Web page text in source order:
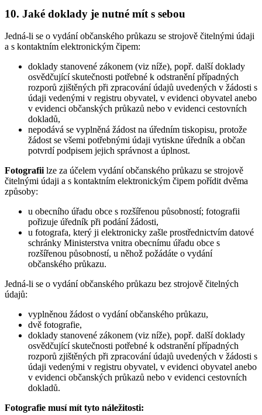
10. Jaké doklady je nutné mít s sebou
Jedná-li se o vydání občanského průkazu se strojově čitelnými údaji
a s kontaktním elektronickým čipem:
doklady stanovené zákonem (viz níže), popř. další doklady
osvědčující skutečnosti potřebné k odstranění případných
rozporů zjištěných při zpracování údajů uvedených v žádosti s
údaji vedenými v registru obyvatel, v evidenci obyvatel anebo
v evidenci občanských průkazů nebo v evidenci cestovních
dokladů,
nepodává se vyplněná žádost na úředním tiskopisu, protože
žádost se všemi potřebnými údaji vytiskne úředník a občan
potvrdí podpisem jejich správnost a úplnost.
Fotografii lze za účelem vydání občanského průkazu se strojově
čitelnými údaji a s kontaktním elektronickým čipem pořídit dvěma
způsoby:
u obecního úřadu obce s rozšířenou působností; fotografii
pořizuje úředník při podání žádosti,
u fotografa, který ji elektronicky zašle prostřednictvím datové
schránky Ministerstva vnitra obecnímu úřadu obce s
rozšířenou působností, u něhož požádáte o vydání
občanského průkazu.
Jedná-li se o vydání občanského průkazu bez strojově čitelných
údajů:
vyplněnou žádost o vydání občanského průkazu,
dvě fotografie,
doklady stanovené zákonem (viz níže), popř. další doklady
osvědčující skutečnosti potřebné k odstranění případných
rozporů zjištěných při zpracování údajů uvedených v žádosti s
údaji vedenými v registru obyvatel, v evidenci obyvatel anebo
v evidenci občanských průkazů nebo v evidenci cestovních
dokladů.
Fotografie musí mít tyto náležitosti: